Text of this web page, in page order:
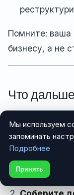
Помните:
бизнесу, а не
Что
Если вы
вот что можно
Оцените
какой срок.
Мы используем
запоминать
Подробнее
Принять